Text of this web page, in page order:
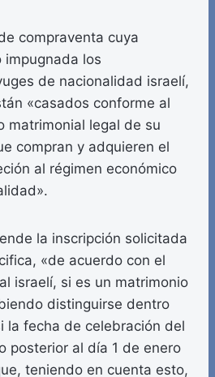
compraventa cuya
impugnada los
de nacionalidad israelí,
«casados conforme al
matrimonial legal de su
compran y adquieren el
al régimen económico
la inscripción solicitada
«de acuerdo con el
israelí, si es un matrimonio
distinguirse dentro
la fecha de celebración del
posterior al día 1 de enero
teniendo en cuenta esto,